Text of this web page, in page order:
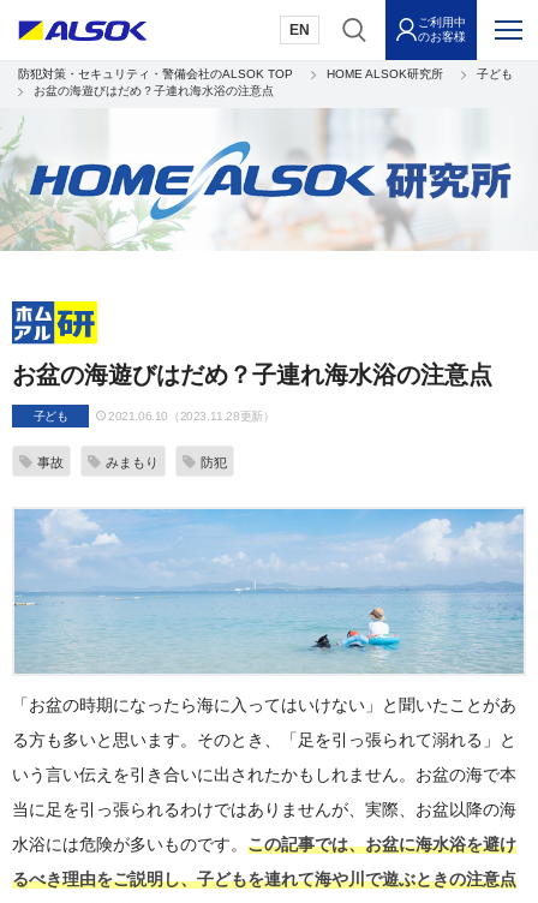
EN
ご利用中
のお客様
防犯対策・セキュリティ・警備会社のALSOK TOP HOME ALSOK研究所
子ども
お盆の海遊びはだめ？子連れ海水浴の注意点
お盆の海遊びはだめ？子連れ海水浴の注意点
子ども 2021.06.10（2023.11.28更新）
事故 みまもり 防犯
「お盆の時期になったら海に入ってはいけない」と聞いたことがあ
る方も多いと思います。そのとき、「足を引っ張られて溺れる」と
いう言い伝えを引き合いに出されたかもしれません。お盆の海で本
当に足を引っ張られるわけではありませんが、実際、お盆以降の海
水浴には危険が多いものです。 この記事では、お盆に海水浴を避け
るべき理由をご説明し、子どもを連れて海や川で遊ぶときの注意点